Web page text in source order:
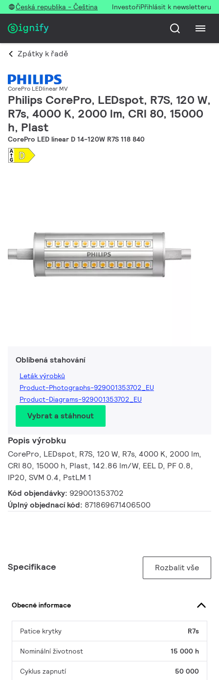
Česká republika - Čeština InvestořiPřihlásit k newsletteru
Zpátky k řadě
CorePro LEDlinear MV
Philips CorePro, LEDspot, R7S, 120 W,
R7s, 4000 K, 2000 lm, CRI 80, 15000
h, Plast
CorePro LED linear D 14-120W R7S 118 840
Oblíbená stahování
Leták výrobků
Product-Photographs-929001353702_EU
Product-Diagrams-929001353702_EU
Vybrat a stáhnout
Popis výrobku
CorePro, LEDspot, R7S, 120 W, R7s, 4000 K, 2000 lm,
CRI 80, 15000 h, Plast, 142.86 lm/W, EEL D, PF 0.8,
IP20, SVM 0.4, PstLM 1
Kód objendávky: 929001353702
Úplný objednací kód: 871869671406500
Specifikace Rozbalit vše
Obecné informace
Patice krytky R7s
Nominální životnost 15 000 h
Cyklus zapnutí 50 000